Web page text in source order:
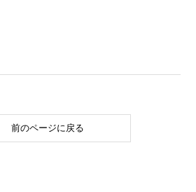
前のページに戻る